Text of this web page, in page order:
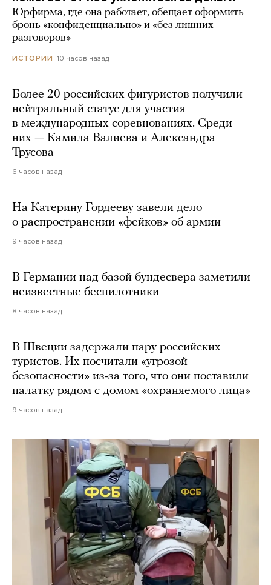
Юрфирма, где она работает, обещает оформить
бронь «конфиденциально» и «без лишних
разговоров»
ИСТОРИИ 10 часов назад
Более 20 российских фигуристов получили
нейтральный статус для участия
в международных соревнованиях. Среди
них — Камила Валиева и Александра
Трусова
6 часов назад
На Катерину Гордееву завели дело
о распространении «фейков» об армии
9 часов назад
В Германии над базой бундесвера заметили
неизвестные беспилотники
8 часов назад
В Швеции задержали пару российских
туристов. Их посчитали «угрозой
безопасности» из-за того, что они поставили
палатку рядом с домом «охраняемого лица»
9 часов назад